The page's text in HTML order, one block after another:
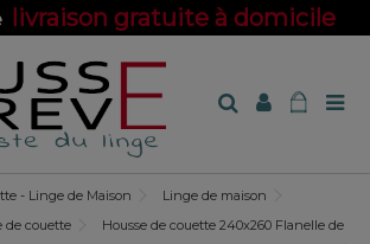
livraison gratuite à domicile
- Linge de Maison
Linge de maison
de couette
Housse de couette 240x260 Flanelle de